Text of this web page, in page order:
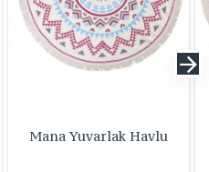
Mana Yuvarlak Havlu